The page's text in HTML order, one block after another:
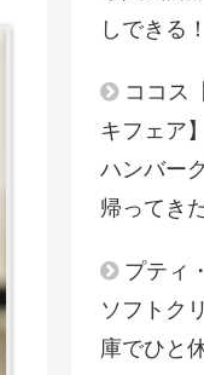
しできる！
ココス
キフェア
ハンバー
帰ってき
プティ
ソフトク
庫でひと